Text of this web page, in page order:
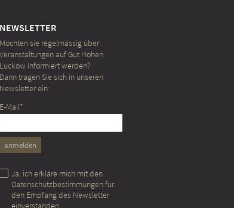
NEWSLETTER
Möchten sie regelmässig über
Veranstaltungen auf Gut Hohen
Luckow Informiert werden?
Dann tragen Sie sich in unseren
Newsletter ein:
E-Mail*
anmelden
Ja, ich erkläre mich mit den
Daten­schutz­bestimmungenfür
den Empfang des Newsletter
einverstanden.